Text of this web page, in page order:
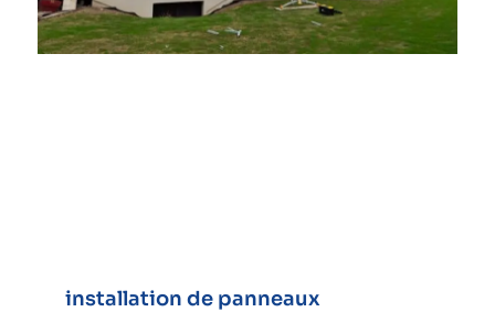
installation de panneaux